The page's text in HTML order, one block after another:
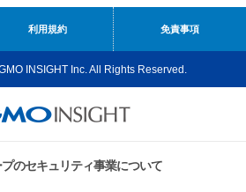
利用規約 免責事項
INSIGHT Inc. All Rights Reserved.
のセキュリティ事業について